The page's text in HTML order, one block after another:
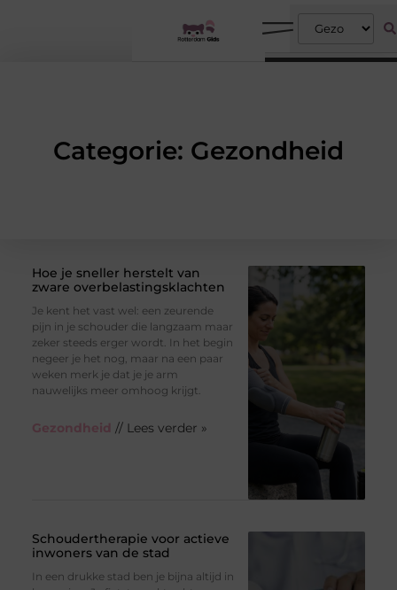
Categorie: Gezondheid
Hoe je sneller herstelt van
zware overbelastingsklachten
Je kent het vast wel: een zeurende
pijn in je schouder die langzaam maar
zeker steeds erger wordt. In het begin
negeer je het nog, maar na een paar
weken merk je dat je je arm
nauwelijks meer omhoog krijgt.
Gezondheid // Lees verder »
Schoudertherapie voor actieve
inwoners van de stad
In een drukke stad ben je bijna altijd in